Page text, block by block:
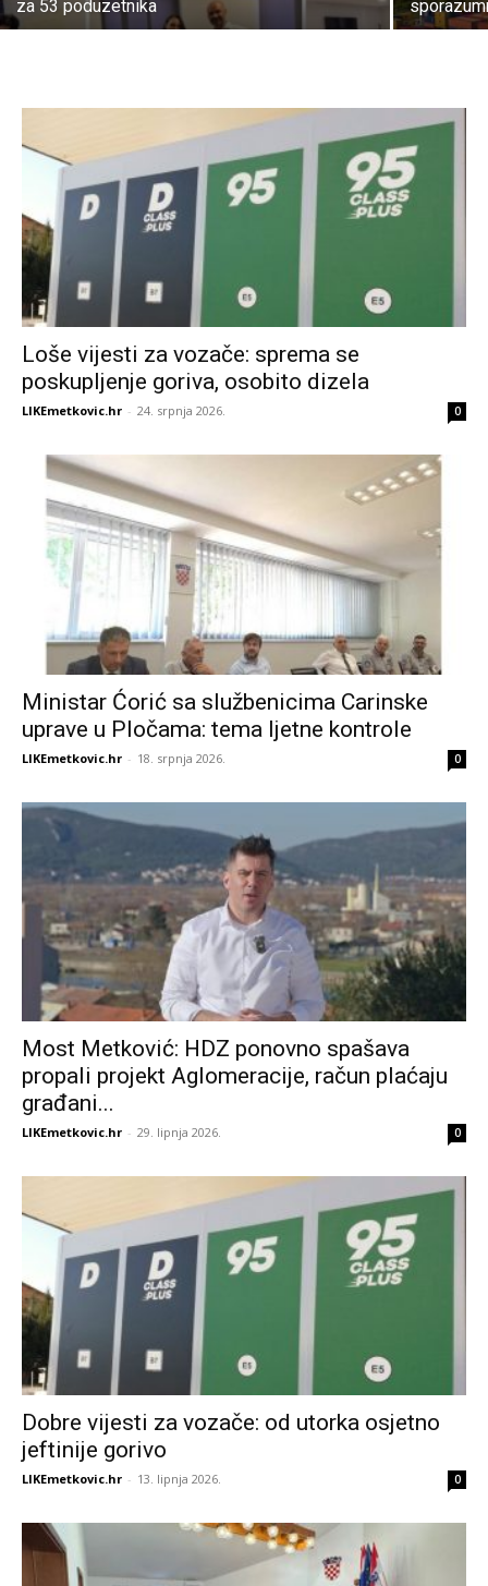
za 53 poduzetnika
Loše vijesti za vozače: sprema se
poskupljenje goriva, osobito dizela
LIKEmetkovic.hr - 24. srpnja 2026. 0
Ministar Ćorić sa službenicima Carinske
uprave u Pločama: tema ljetne kontrole
LIKEmetkovic.hr - 18. srpnja 2026. 0
Most Metković: HDZ ponovno spašava
propali projekt Aglomeracije, račun plaćaju
građani...
LIKEmetkovic.hr - 29. lipnja 2026. 0
Dobre vijesti za vozače: od utorka osjetno
jeftinije gorivo
LIKEmetkovic.hr - 13. lipnja 2026. 0